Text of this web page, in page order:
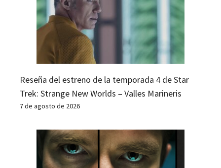
Reseña del estreno de la temporada 4 de Star
Trek: Strange New Worlds – Valles Marineris
7 de agosto de 2026